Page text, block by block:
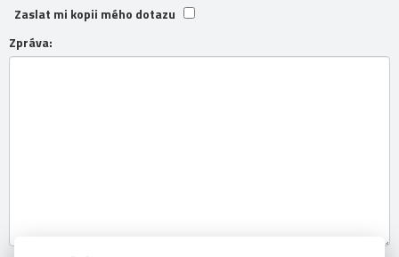
Zaslat mi kopii mého dotazu
Zpráva: